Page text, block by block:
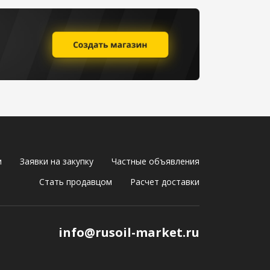
Заявки на закупку
Частные объявления
Стать продавцом
Расчет доставки
info@rusoil-market.ru